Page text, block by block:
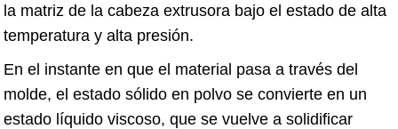
la matriz de la cabeza extrusora bajo el estado de alta
temperatura y alta presión.
En el instante en que el material pasa a través del
molde, el estado sólido en polvo se convierte en un
estado líquido viscoso, que se vuelve a solidificar